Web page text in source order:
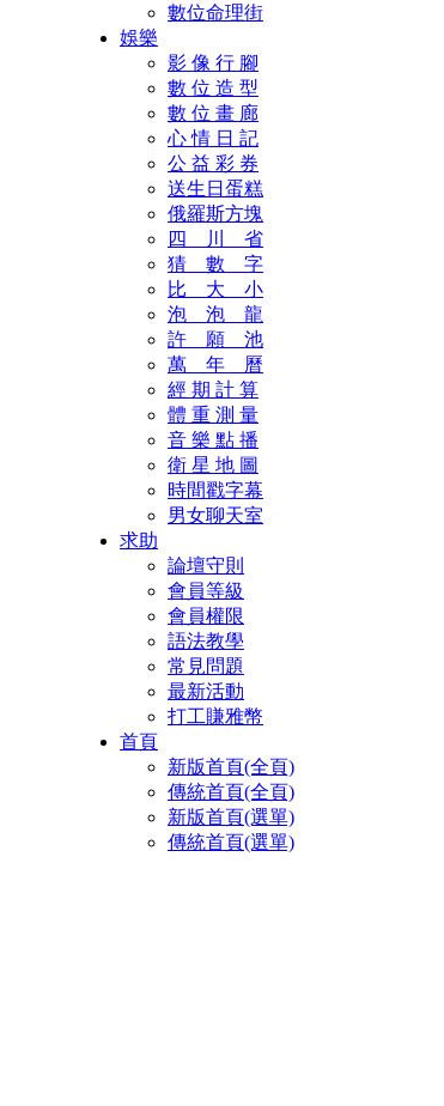
數位命理街
娛樂
影 像 行 腳
數 位 造 型
數 位 畫 廊
心 情 日 記
公 益 彩 券
送生日蛋糕
俄羅斯方塊
四 川 省
猜 數 字
比 大 小
泡 泡 龍
許 願 池
萬 年 曆
經 期 計 算
體 重 測 量
音 樂 點 播
衛 星 地 圖
時間戳字幕
男女聊天室
求助
論壇守則
會員等級
會員權限
語法教學
常見問題
最新活動
打工賺雅幣
首頁
新版首頁(全頁)
傳統首頁(全頁)
新版首頁(選單)
傳統首頁(選單)